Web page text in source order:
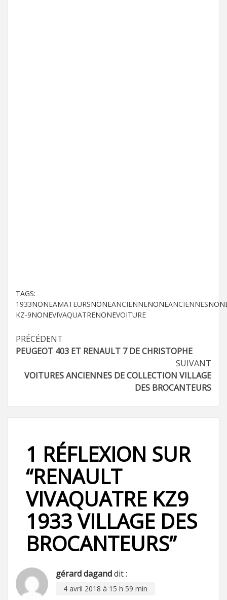
TAGS:
1933NONEAMATEURSNONEANCIENNENONEANCIENNES
KZ-9NONEVIVAQUATRENONEVOITURE
Navigation
d’article
PRÉCÉDENT
PEUGEOT 403 ET RENAULT 7 DE CHRISTOPHE
SUIVANT
VOITURES ANCIENNES DE COLLECTION VILLAGE
DES BROCANTEURS
1 RÉFLEXION SUR
“RENAULT
VIVAQUATRE KZ9
1933 VILLAGE DES
BROCANTEURS”
gérard daganddit :
4 avril 2018 à 15 h 59 min